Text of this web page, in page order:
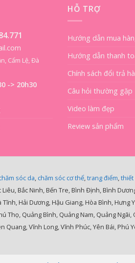
Cẩm Lệ, Đà
-> 20h30
HỖ TRỢ
Hướng dẫn mua
Hướng dẫn thanh
Chính sách đổi trả
Câu hỏi thường gặp
Video làm đẹp
Review sản phẩm
sóc da, chăm sóc cơ thể,trang điểm,thiết
Liêu, Bắc Ninh, Bến Tre, Bình Định, Bình
Hải Dương, Hậu Giang, Hòa Bình, Hưng
Thọ, Quảng Bình, Quảng Nam, Quảng
Vĩnh Long, Vĩnh Phúc, Yên Bái, Phú